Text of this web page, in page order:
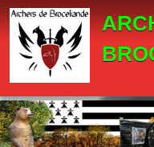
Panneau de gestion des